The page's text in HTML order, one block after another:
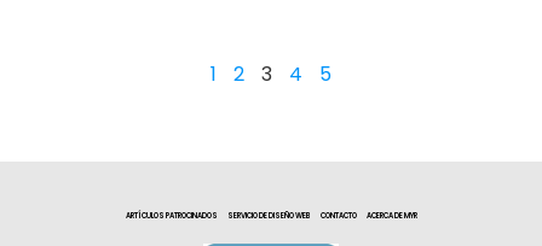
1 2 3 4 5
ARTÍCULOS PATROCINADOS SERVICIO DE DISEÑO WEB CONTACTO ACERCA DE MYR